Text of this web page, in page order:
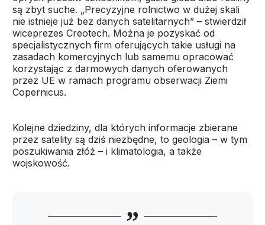
są zbyt suche. „Precyzyjne rolnictwo w dużej skali
nie istnieje już bez danych satelitarnych” – stwierdził
wiceprezes Creotech. Można je pozyskać od
specjalistycznych firm oferujących takie usługi na
zasadach komercyjnych lub samemu opracować
korzystając z darmowych danych oferowanych
przez UE w ramach programu obserwacji Ziemi
Copernicus.
Kolejne dziedziny, dla których informacje zbierane
przez satelity są dziś niezbędne, to geologia – w tym
poszukiwania złóż – i klimatologia, a także
wojskowość.